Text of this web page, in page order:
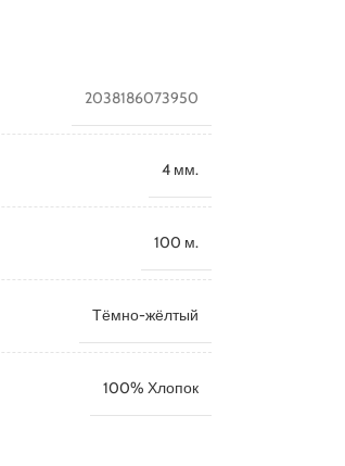
2038186073950
4 мм.
100 м.
Тёмно-жёлтый
100% Хлопок